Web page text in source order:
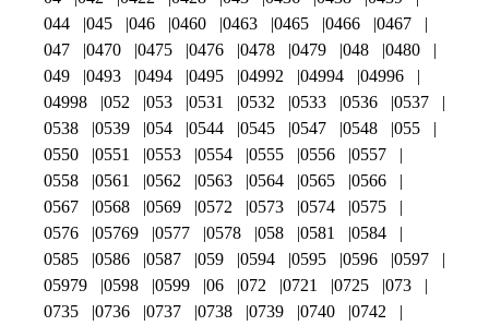
044
045 046 0460 0463 0465 0466
0467
047
0470 0475 0476 0478 0479 048
0480
049
0493 0494 0495 04992 04994
04996
04998
052 053 0531 0532 0533 0536
0537
0538
0539 054 0544 0545 0547 0548
055
0550
0551 0553 0554 0555 0556
0557
0558
0561 0562 0563 0564 0565
0566
0567
0568 0569 0572 0573 0574
0575
0576
05769 0577 0578 058 0581
0584
0585
0586 0587 059 0594 0595 0596
0597
05979
0598 0599 06 072 0721 0725
073
0735
0736 0737 0738 0739 0740
0742